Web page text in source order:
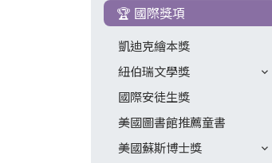
🏆 國際獎項
凱迪克繪本獎
紐伯瑞文學獎
國際安徒生獎
美國圖書館推薦童書
美國蘇斯博士獎